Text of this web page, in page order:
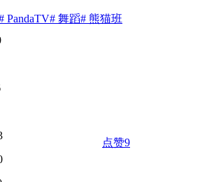
PandaTV# 舞蹈# 熊猫班
点赞9